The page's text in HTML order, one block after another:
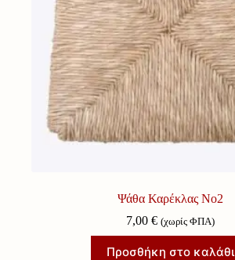
Ψάθα Καρέκλας Νο2
7,00 € (χωρίς ΦΠΑ)
Προσθήκη στο καλάθι